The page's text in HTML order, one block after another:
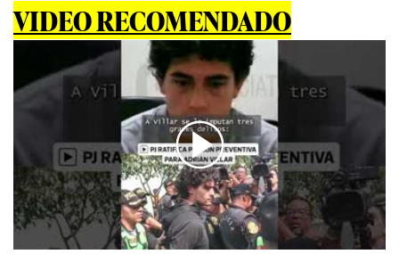
VIDEO RECOMENDADO
00:00 /00:35